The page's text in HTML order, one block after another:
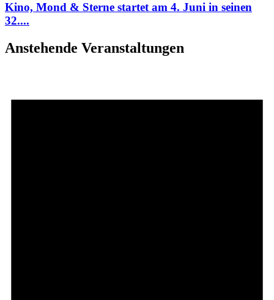
Kino, Mond & Sterne startet am 4. Juni in seinen
32....
Anstehende Veranstaltungen